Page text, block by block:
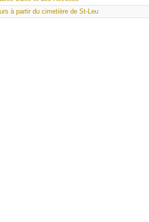
à partir du cimetière de St-Leu